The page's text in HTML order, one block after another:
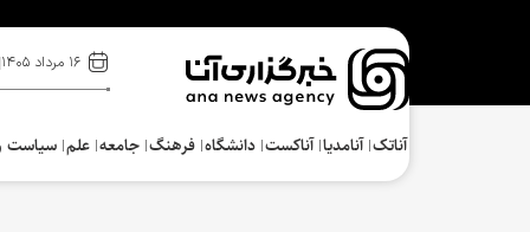
۱۶ مرداد ۱۴۰۵
آناتک آنامدیا آناکست دانشگاه فرهنگ‌ جامعه علم سیاست